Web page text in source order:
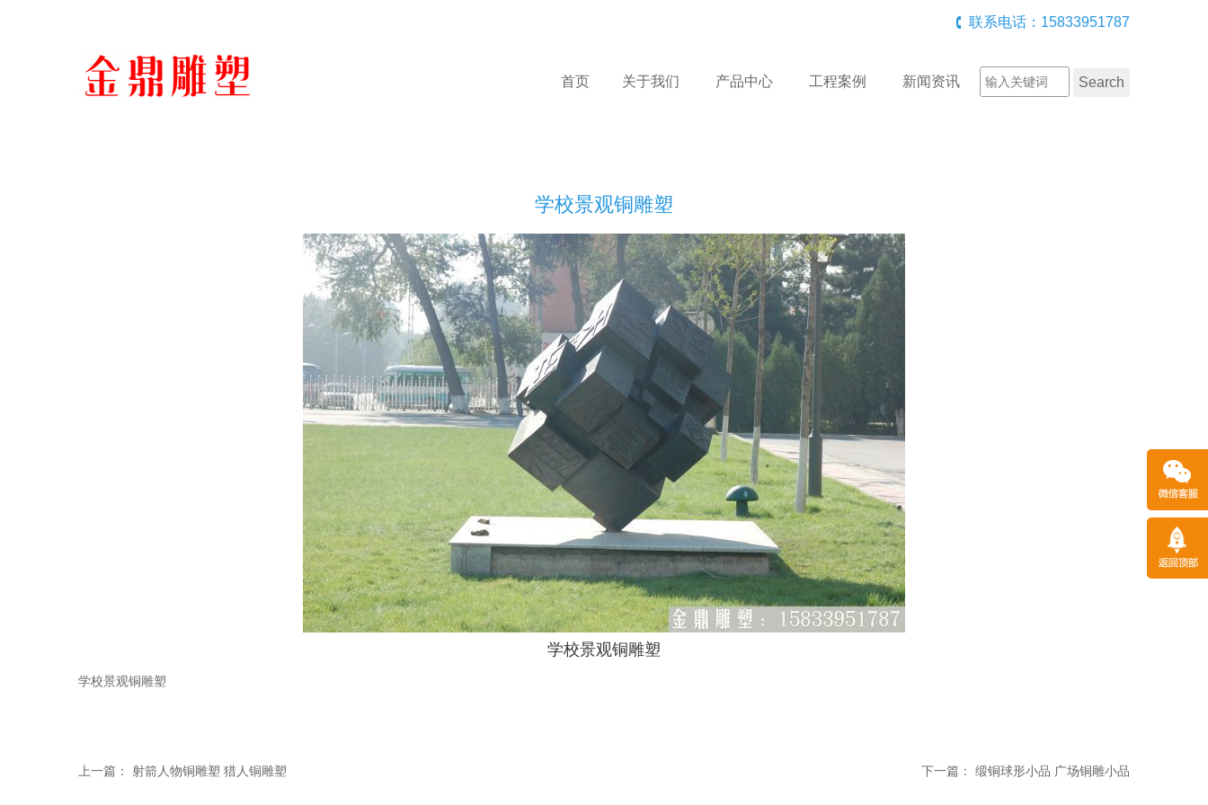
联系电话：15833951787
首页 关于我们 产品中心 工程案例 新闻资讯
学校景观铜雕塑
学校景观铜雕塑
学校景观铜雕塑
上一篇： 射箭人物铜雕塑 猎人铜雕塑 下一篇： 缎铜球形小品 广场铜雕小品